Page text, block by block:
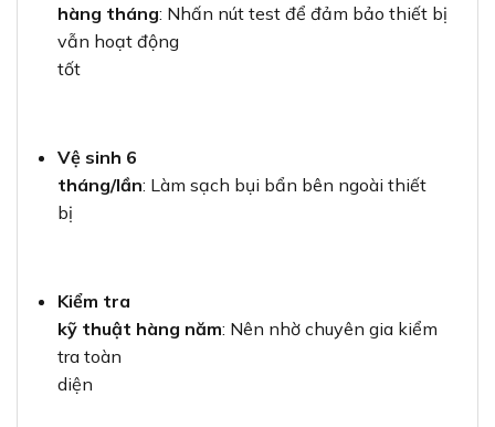
hàng tháng: Nhấn nút test để đảm bảo thiết bị
vẫn hoạt động
tốt
Vệ sinh 6
tháng/lần: Làm sạch bụi bẩn bên ngoài thiết
bị
Kiểm tra
kỹ thuật hàng năm: Nên nhờ chuyên gia kiểm
tra toàn
diện